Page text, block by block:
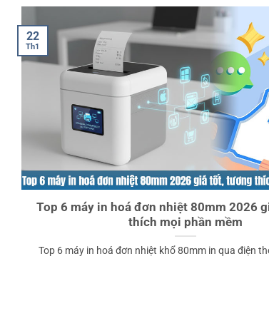
Top 6 máy in hoá đơn nhiệt 80mm 2026
thích mọi phần mềm
Top 6 máy in hoá đơn nhiệt khổ 80mm in qua điện
22
Th1